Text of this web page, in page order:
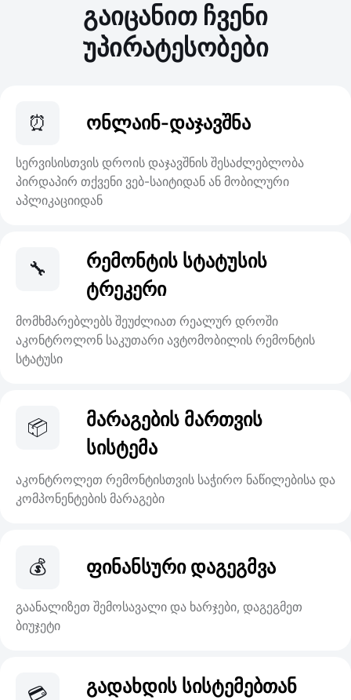
გაიცანით ჩვენი
უპირატესობები
⏰ ონლაინ-დაჯავშნა
სერვისისთვის დროის დაჯავშნის შესაძლებლობა
პირდაპირ თქვენი ვებ-საიტიდან ან მობილური
აპლიკაციიდან
🔧
რემონტის სტატუსის
ტრეკერი
მომხმარებლებს შეუძლიათ რეალურ დროში
აკონტროლონ საკუთარი ავტომობილის რემონტის
სტატუსი
📦
მარაგების მართვის
სისტემა
აკონტროლეთ რემონტისთვის საჭირო ნაწილებისა და
კომპონენტების მარაგები
💰 ფინანსური დაგეგმვა
გაანალიზეთ შემოსავალი და ხარჯები, დაგეგმეთ
ბიუჯეტი
💳 გადახდის სისტემებთან